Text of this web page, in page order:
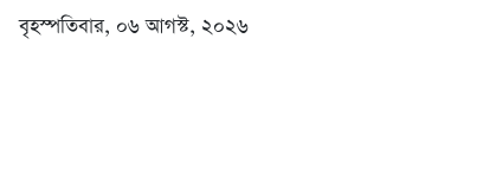
বৃহস্পতিবার, ০৬ আগস্ট, ২০২৬